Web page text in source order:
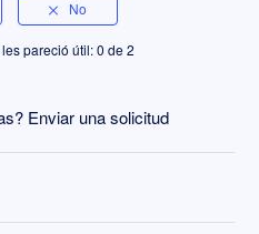
pareció útil: 0 de 2
Enviar una solicitud